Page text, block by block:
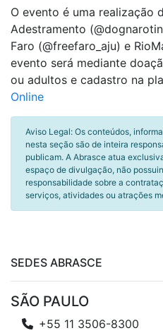
O evento é uma realização
Adestramento
Faro (@freefaro_aju) e
evento será mediante
ou adultos e cadastro na
Online
Aviso Legal: Os conteúdos,
nesta seção são de inteira
publicam. A Abrasce atua
espaço de divulgação, não
responsabilidade sobre a
serviços, atividades ou atrações
SEDES ABRASCE
SÃO PAULO
+55 11 3506-8300